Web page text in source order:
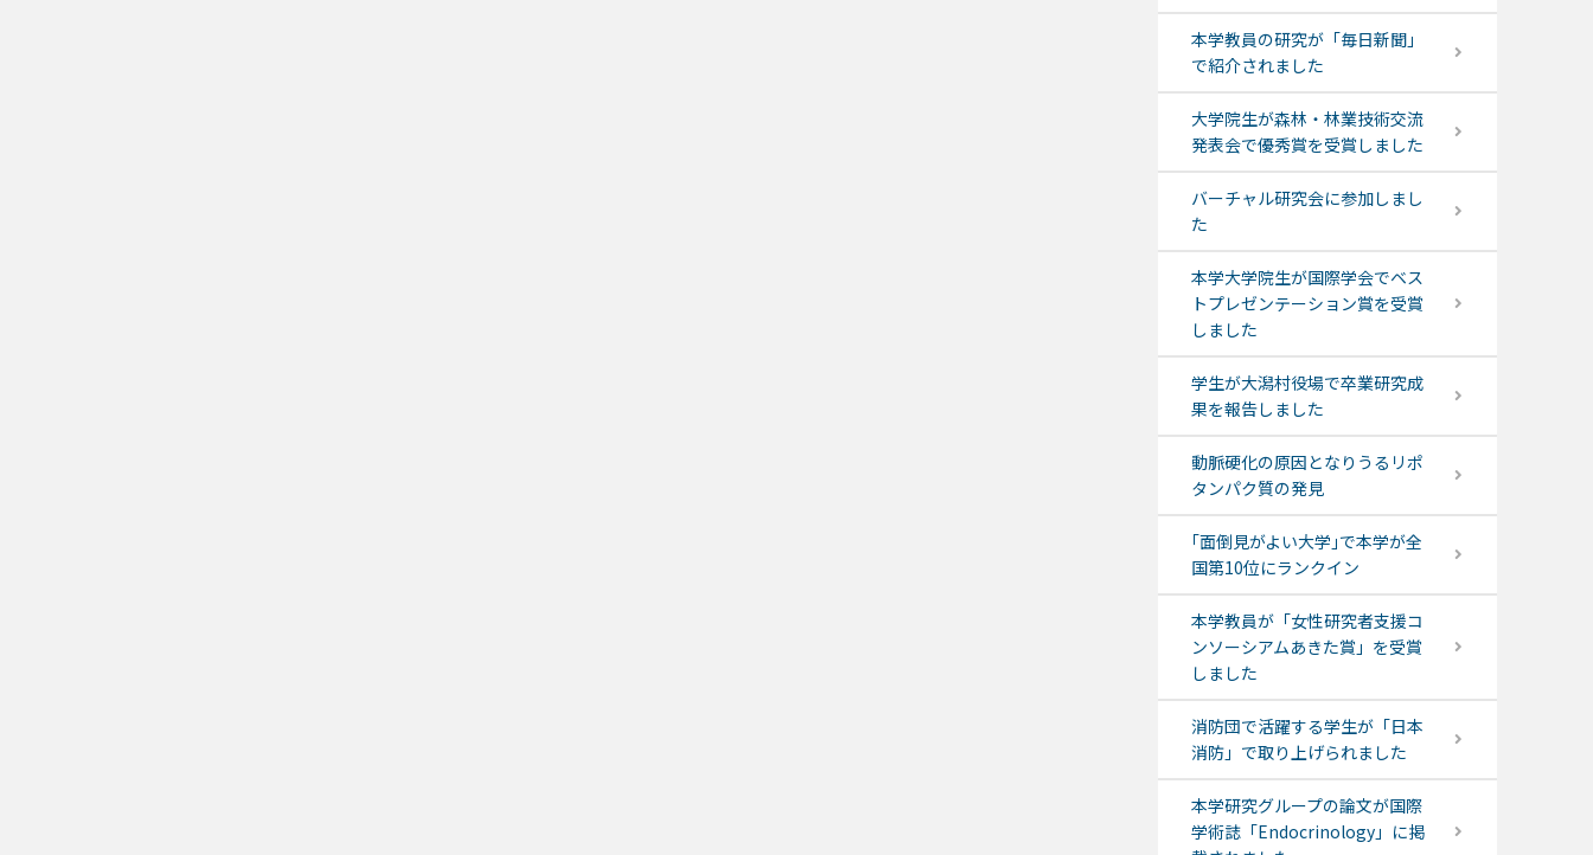
本学教員の研究が「毎日新聞」
で紹介されました
大学院生が森林・林業技術交流
発表会で優秀賞を受賞しました
バーチャル研究会に参加しまし
た
本学大学院生が国際学会でベス
トプレゼンテーション賞を受賞
しました
学生が大潟村役場で卒業研究成
果を報告しました
動脈硬化の原因となりうるリポ
タンパク質の発見
｢面倒見がよい大学｣で本学が全
国第10位にランクイン
本学教員が「女性研究者支援コ
ンソーシアムあきた賞」を受賞
しました
消防団で活躍する学生が「日本
消防」で取り上げられました
本学研究グループの論文が国際
学術誌「Endocrinology」に掲